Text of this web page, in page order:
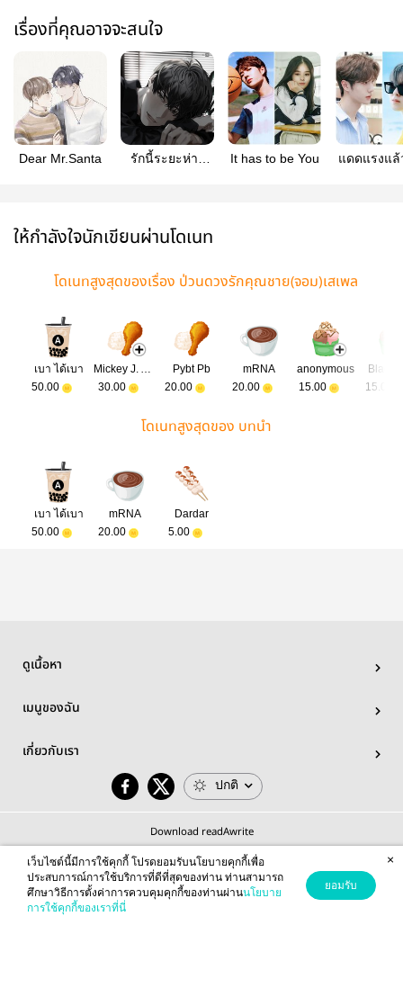
เรื่องที่คุณอาจจะสนใจ
Dear Mr.Santa
รักนี้ระยะห่าง
It has to be You
แดดแรงแล้
ให้กำลังใจนักเขียนผ่านโดเนท
โดเนทสูงสุดของเรื่อง ป่วนดวงรักคุณชาย(จอม)เสเพล
เบา ได้เบา
50.00
Mickey J. Amu
30.00
Pybt Pb
20.00
mRNA
20.00
anonymous
15.00
15.00
โดเนทสูงสุดของ บทนำ
เบา ได้เบา
50.00
mRNA
20.00
Dardar
5.00
ดูเนื้อหา
เมนูของฉัน
เกี่ยวกับเรา
ปกติ
Download readAwrite
© 2026 readAwrite.com by MEB Corporation Public Company Limited
This site is protected by reCAPTCHA and the Google
เว็บไซต์นี้มีการใช้คุกกี้ โปรดยอมรับนโยบายคุกกี้เพื่อ
ประสบการณ์การใช้บริการที่ดีที่สุดของท่าน ท่านสามารถ
ศึกษาวิธีการตั้งค่าการควบคุมคุกกี้ของท่านผ่านนโยบาย
การใช้คุกกี้ของเราที่นี่
ยอมรับ
×